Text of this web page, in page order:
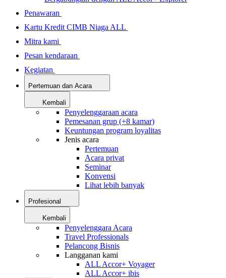
Penawaran
Kartu Kredit CIMB Niaga ALL
Mitra kami
Pesan kendaraan
Kegiatan
Pertemuan dan Acara
Kembali
Penyelenggaraan acara
Pemesanan grup (+8 kamar)
Keuntungan program loyalitas
Jenis acara
Pertemuan
Acara privat
Seminar
Konvensi
Lihat lebih banyak
Profesional
Kembali
Penyelenggara Acara
Travel Professionals
Pelancong Bisnis
Langganan kami
ALL Accor+ Voyager
ALL Accor+ ibis